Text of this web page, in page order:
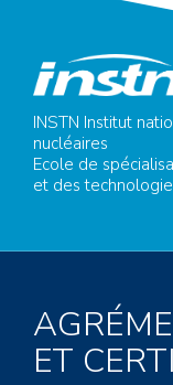
INSTN Institut
nucléaires
Ecole de
et des
ET